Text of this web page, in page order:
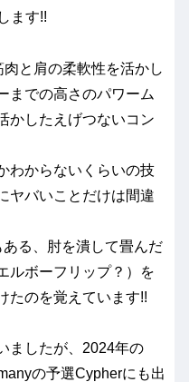
ます!!
と肩の柔軟性を活かし
までの高さのパワーム
かしたえげつないコン
わからないくらいの技
ヤバいことだけは間違
る、肘を潰して畳んだ
ルボーフリップ？）を
たのを覚えています!!
ましたが、2024年の
の予選Cypherにも出